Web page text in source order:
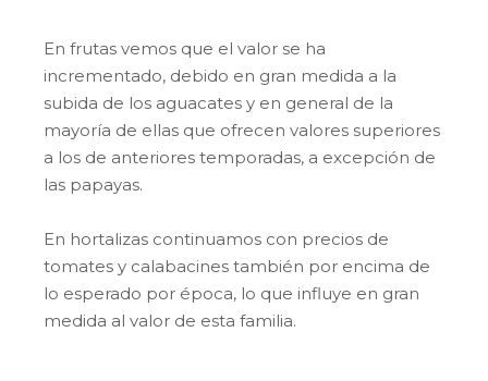
En frutas vemos que el valor se ha
incrementado, debido en gran medida a la
subida de los aguacates y en general de la
mayoría de ellas que ofrecen valores superiores
a los de anteriores temporadas, a excepción de
las papayas.
En hortalizas continuamos con precios de
tomates y calabacines también por encima de
lo esperado por época, lo que influye en gran
medida al valor de esta familia.